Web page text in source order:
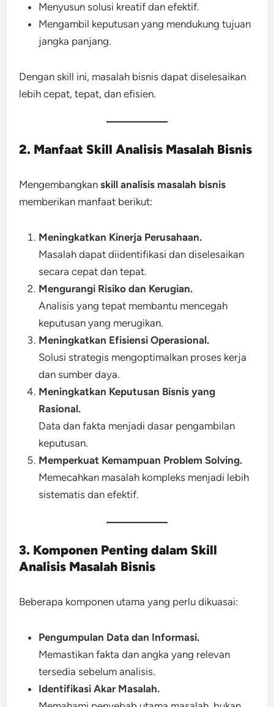
Menyusun solusi kreatif dan efektif.
Mengambil keputusan yang mendukung tujuan
jangka panjang.
Dengan skill ini, masalah bisnis dapat diselesaikan
lebih cepat, tepat, dan efisien.
2. Manfaat Skill Analisis Masalah Bisnis
Mengembangkanskill analisis masalah bisnis
memberikan manfaat berikut:
Meningkatkan Kinerja Perusahaan.
Masalah dapat diidentifikasi dan diselesaikan
secara cepat dan tepat.
Mengurangi Risiko dan Kerugian.
Analisis yang tepat membantu mencegah
keputusan yang merugikan.
Meningkatkan Efisiensi Operasional.
Solusi strategis mengoptimalkan proses kerja
dan sumber daya.
Meningkatkan Keputusan Bisnis yang
Rasional.
Data dan fakta menjadi dasar pengambilan
keputusan.
Memperkuat Kemampuan Problem Solving.
Memecahkan masalah kompleks menjadi lebih
sistematis dan efektif.
3. Komponen Penting dalam Skill
Analisis Masalah Bisnis
Beberapa komponen utama yang perlu dikuasai:
Pengumpulan Data dan Informasi.
Memastikan fakta dan angka yang relevan
tersedia sebelum analisis.
Identifikasi Akar Masalah.